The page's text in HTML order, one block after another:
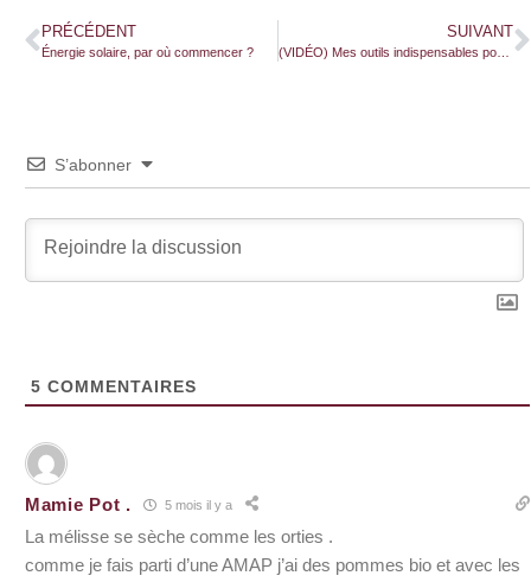
PRÉCÉDENT
Énergie solaire, par où commencer ?
SUIVANT
(VIDÉO) Mes outils indispensables pour entretenir ma BAD
S’abonner
5 COMMENTAIRES
Mamie Pot . 5 mois il y a
La mélisse se sèche comme les orties .
comme je fais parti d’une AMAP j’ai des pommes bio et avec les